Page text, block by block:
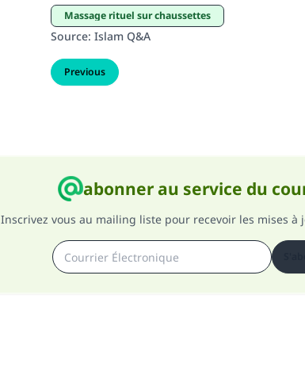
massage rituel sur chaussettes
Source: Islam Q&A
Previous
abonner au service du
Inscrivez vous au mailing liste pour recevoir les mises à